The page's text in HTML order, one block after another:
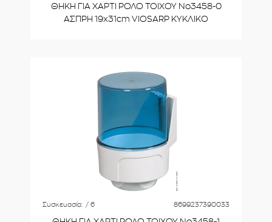
ΘΗΚΗ ΓΙΑ ΧΑΡΤΙ ΡΟΛΟ ΤΟΙΧΟΥ Νο3458-0
ΑΣΠΡΗ 19x31cm VIOSARP ΚΥΚΛΙΚΟ
Συσκευασία: / 6 8699237390033